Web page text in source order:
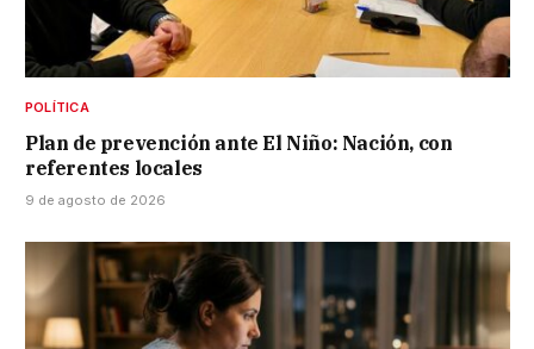
POLÍTICA
Plan de prevención ante El Niño: Nación, con
referentes locales
9 de agosto de 2026